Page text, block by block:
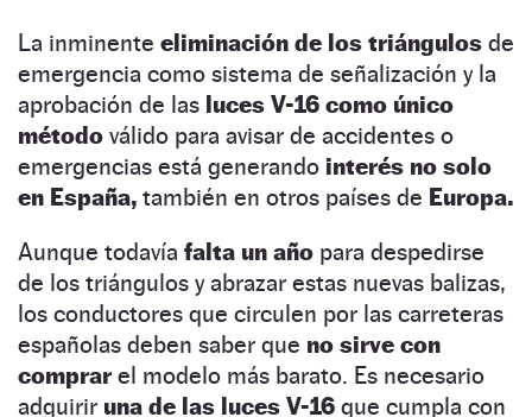
La inminente eliminación de los triángulos de
emergencia como sistema de señalización y la
aprobación de las luces V-16 como único
método válido para avisar de accidentes o
emergencias está generando interés no solo
en España, también en otros países de Europa.
Aunque todavía falta un año para despedirse
de los triángulos y abrazar estas nuevas balizas,
los conductores que circulen por las carreteras
españolas deben saber que no sirve con
comprarel modelo más barato. Es necesario
adquirir una de las luces V-16 que cumpla con